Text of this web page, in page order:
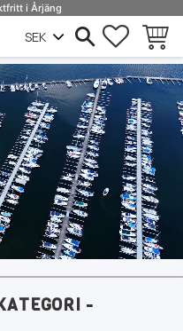
i Årjäng
-